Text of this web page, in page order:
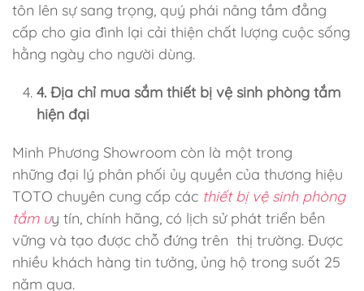
tôn lên sự sang trọng, quý phái nâng tầm đẳng
cấp cho gia đình lại cải thiện chất lượng cuộc sống
hằng ngày cho người dùng.
4. Địa chỉ mua sắm thiết bị vệ sinh phòng tắm
hiện đại
Minh Phương Showroom còn là một trong
những đại lý phân phối ủy quyền của thương hiệu
TOTO chuyên cung cấp các thiết bị vệ sinh phòng
tắm uy tín, chính hãng, có lịch sử phát triển bền
vững và tạo được chỗ đứng trên thị trường. Được
nhiều khách hàng tin tưởng, ủng hộ trong suốt 25
năm qua.